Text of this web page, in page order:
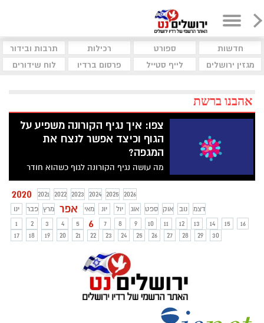
חדשות ספורט רכילות
תרבות ובידור
מגזין ירושלים
לייף סטייל פרסום ברדיו לוח שידורים
אהבנו ברשת
צפו: איך נגיף הקורונה משפיע על
הגוף וכיצד אפשר לנצח את
המגפה?
מה עושה נגיף הקורונה לגוף כשהוא חודר
אליו, למה הוא כל כך מסוכן לאנשים בעלי
מערכת חיסונית חלשה ואיך אפשר להתגבר
על המגיפה? צפו בסרטון ההסבר הקצר על
הקורונה
2020 2021 2022 2023 2024 2025
2026
ינו
פבר מרץ אפר מאי יונ יול אוג ספט אוק נוב
דצמ
1
2 3 4 5 6 7 8 9 10 11 12 13 14 15
16
17
18 19 20 21 22 23 24 25 26 27 28 29 30